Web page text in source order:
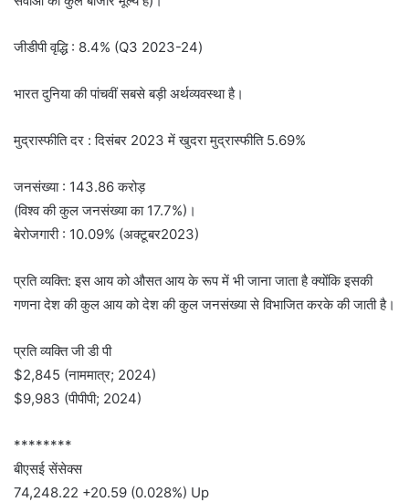
जीडीपी वृद्धि : 8.4% (Q3 2023-24)
भारत दुनिया की पांचवीं सबसे बड़ी अर्थव्यवस्था है।
मुद्रास्फीति दर : दिसंबर 2023 में खुदरा मुद्रास्फीति 5.69%
जनसंख्या : 143.86 करोड़
(विश्व की कुल जनसंख्या का 17.7%)।
बेरोजगारी : 10.09% (अक्टूबर2023)
प्रति व्यक्ति: इस आय को औसत आय के रूप में भी जाना जाता है क्योंकि इसकी
गणना देश की कुल आय को देश की कुल जनसंख्या से विभाजित करके की जाती है।
प्रति व्यक्ति जी डी पी
$2,845 (नाममात्र; 2024)
$9,983 (पीपीपी; 2024)
********
बीएसई सेंसेक्स
74,248.22 +20.59 (0.028%) Up